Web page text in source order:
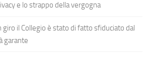
e lo strappo della vergogna
giro il Collegio è stato di fatto sfiduciato dal
garante